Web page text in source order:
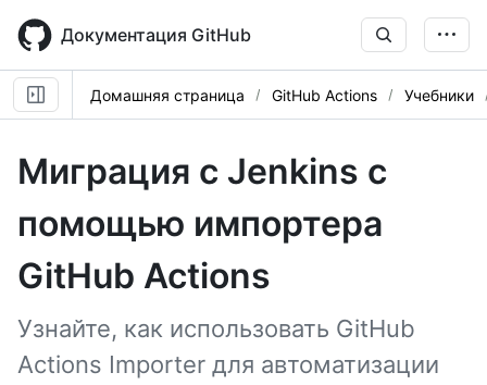
main
content
Документация GitHub
Домашняя страница GitHub Actions Учебники
Миграция с Jenkins с
помощью импортера
GitHub Actions
Узнайте, как использовать GitHub
Actions Importer для автоматизации